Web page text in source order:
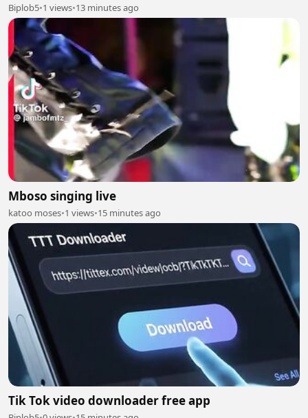
Biplob5•1 views•13 minutes ago
Mboso singing live
katoo moses•1 views•15 minutes ago
Tik Tok video downloader free app